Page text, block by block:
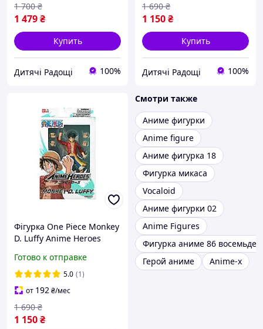
1 479₴
1 700 ₴
Купить
Дитячі Радощі 100%
1 150₴
1 690 ₴
Купить
Дитячі Радощі 100%
Фігурка One Piece Monkey
D. Luffy Anime Heroes
Готово к отправке
5.0 (1)
от 192₴/мес
1 150₴
1 690 ₴
Смотри также
Аниме фигурки
Anime figure
Аниме фигурка 18
Фигурка микаса
Vocaloid
Аниме фигурки 02
Anime Figures
Фигурка аниме 86
Герой аниме
Anime-x